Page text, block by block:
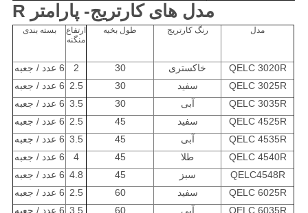
مدل های کارتریج- پارامتر R
مدل رنگ کارتریج طول بخیه
ارتفاع
منگنه
بسته بندی
QELC 3020R خاکستری 30
2
6 عدد / جعبه
QELC 3025R
سفید 30
2.5 6 عدد / جعبه
QELC 3035R
آبی 30
3.5 6 عدد / جعبه
QELC 4525R
سفید 45
2.5 6 عدد / جعبه
QELC 4535R
آبی 45
3.5 6 عدد / جعبه
QELC 4540R
طلا 45
4
6 عدد / جعبه
QELC4548R
سبز 45
4.8 6 عدد / جعبه
QELC 6025R
سفید 60
2.5 6 عدد / جعبه
QELC 6035R
آبی 60
3.5 6 عدد / جعبه